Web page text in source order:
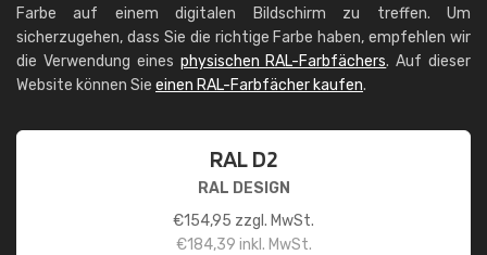
Farbe auf einem digitalen Bildschirm zu treffen. Um
sicherzugehen, dass Sie die richtige Farbe haben, empfehlen wir
die Verwendung eines physischen RAL-Farbfächers. Auf dieser
Website können Sie einen RAL-Farbfächer kaufen.
RAL D2
RAL DESIGN
€154,95 zzgl. MwSt.
€184,39 inkl. MwSt.